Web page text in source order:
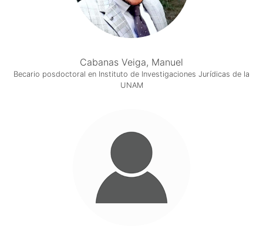
Cabanas Veiga, Manuel
Becario posdoctoral en Instituto de Investigaciones Jurídicas de la
UNAM